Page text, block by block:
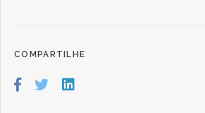
COMPARTILHE